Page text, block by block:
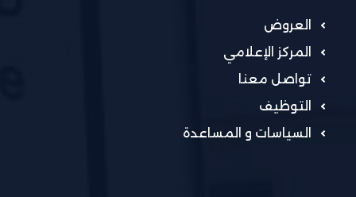
العروض
المركز الإعلامي
تواصل معنا
التوظيف
السياسات و المساعدة